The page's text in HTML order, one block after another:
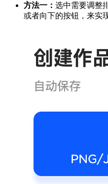
方法一： 选中需要调整
或者向下的按钮，来实